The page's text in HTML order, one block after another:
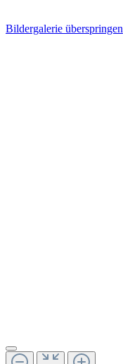
Bildergalerie überspringen